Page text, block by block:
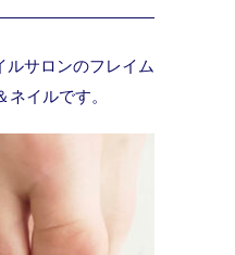
ルサロンのフレイム
ネイルです。